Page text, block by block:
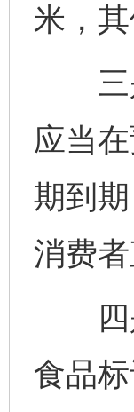
米，
三是
应当
期到
消费
四是
食品